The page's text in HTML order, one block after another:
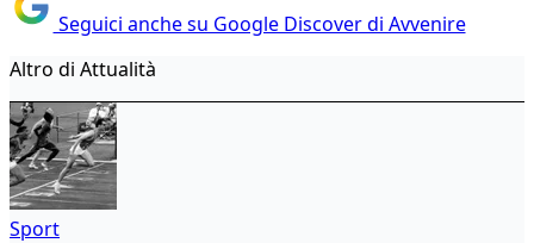
Seguici anche su Google Discover di Avvenire
Altro di Attualità
Sport